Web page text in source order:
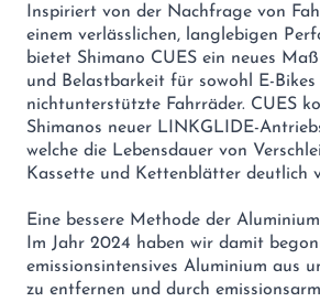
Inspiriert von der Nachfrage von
einem verlässlichen, langlebigen
bietet Shimano CUES ein neues
und Belastbarkeit für sowohl E-Bikes
nichtunterstützte Fahrräder. CUES
Shimanos neuer LINKGLIDE-
welche die Lebensdauer von
Kassette und Kettenblätter deutlich
Eine bessere Methode der
Im Jahr 2024 haben wir damit
emissionsintensives Aluminium aus
zu entfernen und durch